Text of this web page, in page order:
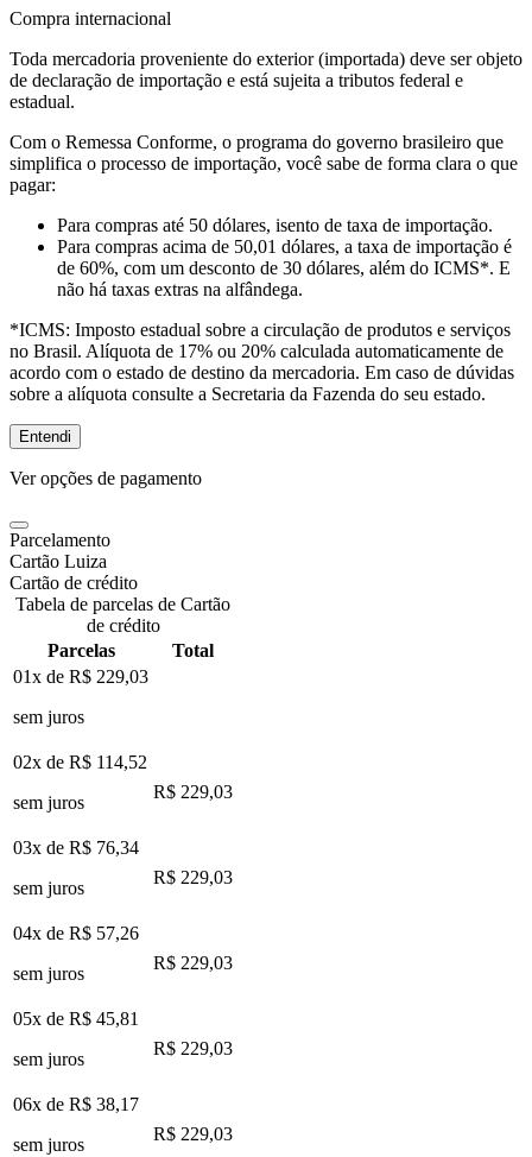
Compra internacional
Toda mercadoria proveniente do exterior (importada) deve ser objeto
de declaração de importação e está sujeita a tributos federal e
estadual.
Com o Remessa Conforme, o programa do governo brasileiro que
simplifica o processo de importação, você sabe de forma clara o que
pagar:
Para compras até 50 dólares, isento de taxa de importação.
Para compras acima de 50,01 dólares, a taxa de importação é
de 60%, com um desconto de 30 dólares, além do ICMS*. E
não há taxas extras na alfândega.
*ICMS: Imposto estadual sobre a circulação de produtos e serviços
no Brasil. Alíquota de 17% ou 20% calculada automaticamente de
acordo com o estado de destino da mercadoria. Em caso de dúvidas
sobre a alíquota consulte a Secretaria da Fazenda do seu estado.
Entendi
Ver opções de pagamento
Parcelamento
Cartão Luiza
Cartão de crédito
Tabela de parcelas de Cartão
de crédito
Parcelas
Total
01x de R$ 229,03
sem juros
02x de R$ 114,52
sem juros
R$ 229,03
03x de R$ 76,34
sem juros
R$ 229,03
04x de R$ 57,26
sem juros
R$ 229,03
05x de R$ 45,81
sem juros
R$ 229,03
06x de R$ 38,17
sem juros
R$ 229,03